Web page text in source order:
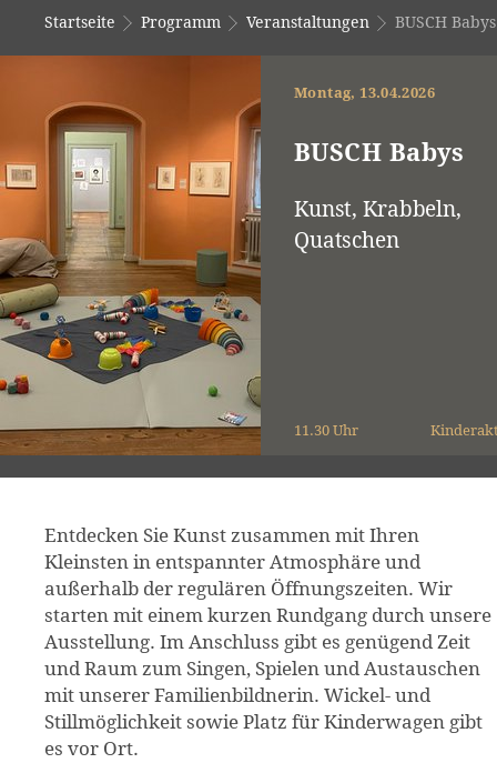
Startseite Programm Veranstaltungen BUSCH Babys
Montag, 13.04.2026
BUSCH Babys
Kunst, Krabbeln,
Quatschen
11.30 Uhr
Entdecken Sie Kunst zusammen mit Ihren
Kleinsten in entspannter Atmosphäre und
außerhalb der regulären Öffnungszeiten. Wir
starten mit einem kurzen Rundgang durch unsere
Ausstellung. Im Anschluss gibt es genügend Zeit
und Raum zum Singen, Spielen und Austauschen
mit unserer Familienbildnerin. Wickel- und
Stillmöglichkeit sowie Platz für Kinderwagen gibt
es vor Ort.